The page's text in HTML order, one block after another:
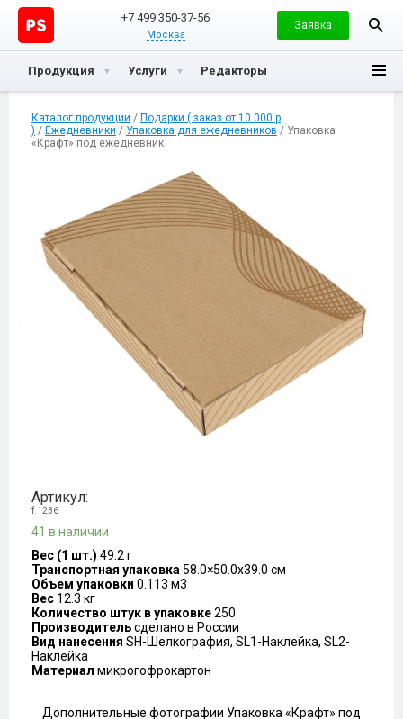
+7 499 350-37-56
Москва
Заявка
Продукция Услуги Редакторы
Каталог продукции / Подарки ( заказ от 10 000 р
) / Ежедневники / Упаковка для ежедневников / Упаковка
«Крафт» под ежедневник
Артикул:
f.1236
41 в наличии
Вес (1 шт.) 49.2 г
Транспортная упаковка 58.0×50.0x39.0 см
Объем упаковки 0.113 м3
Вес 12.3 кг
Количество штук в упаковке250
Производительсделано в России
Вид нанесения SH-Шелкография, SL1-Наклейка, SL2-
Наклейка
Материал микрогофрокартон
Дополнительные фотографии Упаковка «Крафт» под